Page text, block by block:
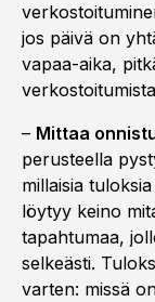
jos päivä on
vapaa-aika,
– Mittaa
perusteella
millaisia
löytyy keino
tapahtumaa,
selkeästi.
varten: missä